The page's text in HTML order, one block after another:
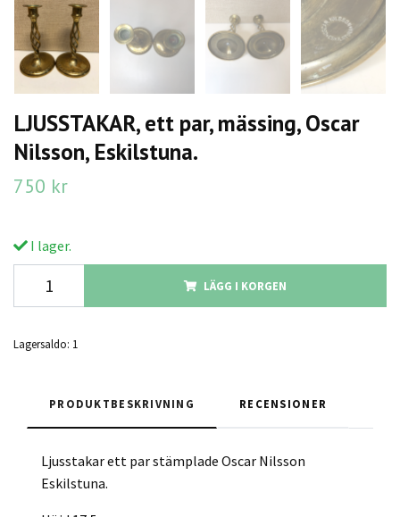
LJUSSTAKAR, ett par, mässing, Oscar
Nilsson, Eskilstuna.
750 kr
I lager.
LÄGG I KORGEN
Lagersaldo: 1
PRODUKTBESKRIVNING RECENSIONER
Ljusstakar ett par stämplade Oscar Nilsson
Eskilstuna.